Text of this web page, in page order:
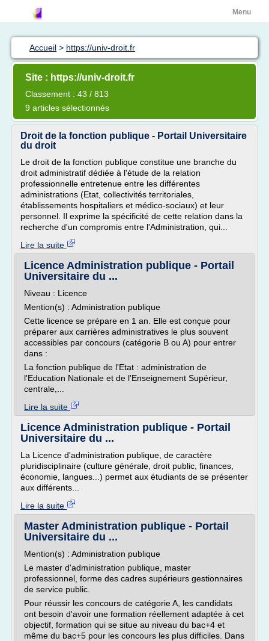
Menu
Accueil > https://univ-droit.fr
Site : https://univ-droit.fr
Classement : 43 / 813
9 articles sélectionnés
Droit de la fonction publique - Portail Universitaire
du droit
Le droit de la fonction publique constitue une branche du
droit administratif dédiée à l'étude de la relation
professionnelle entretenue entre les différentes
administrations (Etat, collectivités territoriales,
établissements hospitaliers et médico-sociaux) et leur
personnel. Il exprime la spécificité de cette relation dans la
recherche d'un compromis entre l'Administration, qui...
Lire la suite
Licence Administration publique - Portail
Universitaire du ...
Niveau : Licence
Mention(s) : Administration publique
Cette licence se prépare en 1 an. Elle est conçue pour
préparer aux carrières administratives le plus souvent
accessibles par concours (catégorie B ou A) pour entrer
dans :
La fonction publique de l'Etat : administration de
l'Education Nationale et de l'Enseignement Supérieur,
centrale,...
Lire la suite
Licence Administration publique - Portail
Universitaire du ...
La Licence d'administration publique, de caractère
pluridisciplinaire (culture générale, droit public, finances,
économie, langues...) permet aux étudiants de se présenter
aux différents...
Lire la suite
Master Administration publique - Portail
Universitaire du ...
Mention(s) : Administration publique
Le master d'administration publique, master
professionnel, forme des cadres supérieurs gestionnaires
de service public.
Pour réussir les concours de catégorie A, les candidats
ont besoin d'avoir une formation réellement adaptée à cet
objectif, formation qui se situe au niveau du bac+4 et
même du bac+5 pour les concours les plus difficiles. Dans